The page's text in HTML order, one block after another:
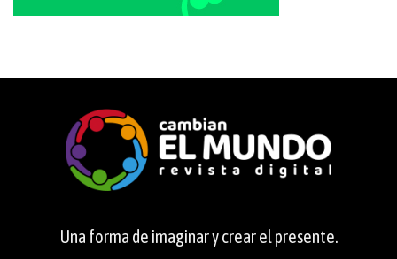
Una forma de imaginar y crear el presente.